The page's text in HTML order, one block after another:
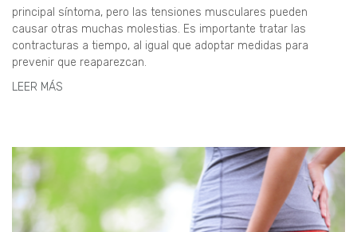
principal síntoma, pero las tensiones musculares pueden
causar otras muchas molestias. Es importante tratar las
contracturas a tiempo, al igual que adoptar medidas para
prevenir que reaparezcan.
LEER MÁS